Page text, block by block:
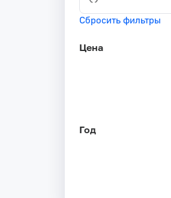
Сбросить фильтры
Цена
Год